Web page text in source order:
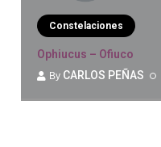
Constelaciones
Ophiucus – Ofiuco
By CARLOS PEÑAS